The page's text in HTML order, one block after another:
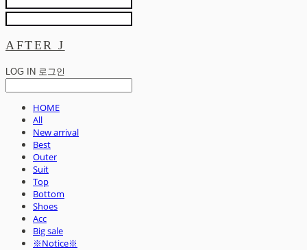
AFTER J
LOG IN 로그인
HOME
All
New arrival
Best
Outer
Suit
Top
Bottom
Shoes
Acc
Big sale
※Notice※